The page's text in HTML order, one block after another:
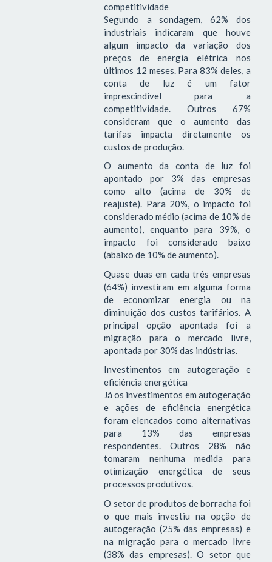
competitividade
Segundo a sondagem, 62% dos
industriais indicaram que houve
algum impacto da variação dos
preços de energia elétrica nos
últimos 12 meses. Para 83% deles, a
conta de luz é um fator
imprescindível para a
competitividade. Outros 67%
consideram que o aumento das
tarifas impacta diretamente os
custos de produção.
O aumento da conta de luz foi
apontado por 3% das empresas
como alto (acima de 30% de
reajuste). Para 20%, o impacto foi
considerado médio (acima de 10% de
aumento), enquanto para 39%, o
impacto foi considerado baixo
(abaixo de 10% de aumento).
Quase duas em cada três empresas
(64%) investiram em alguma forma
de economizar energia ou na
diminuição dos custos tarifários. A
principal opção apontada foi a
migração para o mercado livre,
apontada por 30% das indústrias.
Investimentos em autogeração e
eficiência energética
Já os investimentos em autogeração
e ações de eficiência energética
foram elencados como alternativas
para 13% das empresas
respondentes. Outros 28% não
tomaram nenhuma medida para
otimização energética de seus
processos produtivos.
O setor de produtos de borracha foi
o que mais investiu na opção de
autogeração (25% das empresas) e
na migração para o mercado livre
(38% das empresas). O setor que